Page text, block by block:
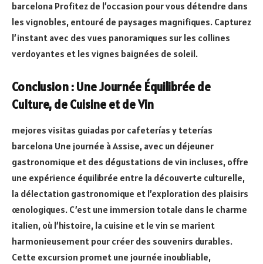
barcelona Profitez de l’occasion pour vous détendre dans
les vignobles, entouré de paysages magnifiques. Capturez
l’instant avec des vues panoramiques sur les collines
verdoyantes et les vignes baignées de soleil.
Conclusion : Une Journée Équilibrée de
Culture, de Cuisine et de Vin
mejores visitas guiadas por cafeterías y teterías
barcelona Une journée à Assise, avec un déjeuner
gastronomique et des dégustations de vin incluses, offre
une expérience équilibrée entre la découverte culturelle,
la délectation gastronomique et l’exploration des plaisirs
œnologiques. C’est une immersion totale dans le charme
italien, où l’histoire, la cuisine et le vin se marient
harmonieusement pour créer des souvenirs durables.
Cette excursion promet une journée inoubliable,